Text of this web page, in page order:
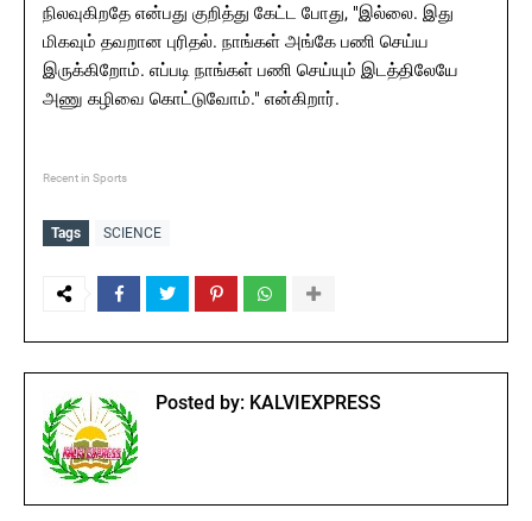
நிலவுகிறதே என்பது குறித்து கேட்ட போது, "இல்லை. இது
மிகவும் தவறான புரிதல். நாங்கள் அங்கே பணி செய்ய
இருக்கிறோம். எப்படி நாங்கள் பணி செய்யும் இடத்திலேயே
அணு கழிவை கொட்டுவோம்." என்கிறார்.
Recent in Sports
Tags SCIENCE
Posted by: KALVIEXPRESS